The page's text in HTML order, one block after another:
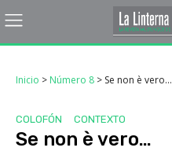
Inicio > Número 8 > Se non è vero…
COLOFÓN CONTEXTO
Se non è vero…